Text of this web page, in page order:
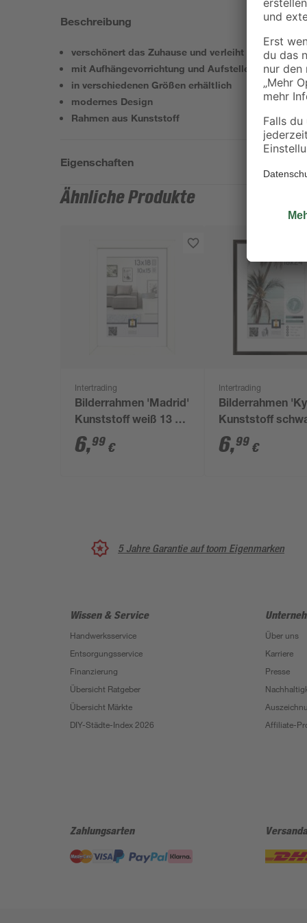
Beschreibung
verschönert das Zuhause und verleiht eine
mit Aufhängevorrichtung und Aufsteller
in verschiedenen Größen erhältlich
modernes Design
Rahmen aus Kunststoff
Eigenschaften
Ähnliche Produkte
Intertrading
Bilderrahmen 'Madrid'
Kunststoff weiß 13 x
18 cm
6,99 €
Intertrading
Bilderrahmen
Kunststoff
18 x 24 cm
6,99 €
5 Jahre Garantie auf toom Eigenmarken
Wissen & Service
Handwerksservice
Entsorgungsservice
Finanzierung
Übersicht Ratgeber
Übersicht Märkte
DIY-Städte-Index 2026
Über uns
Karriere
Presse
Affiliate-
Zahlungsarten